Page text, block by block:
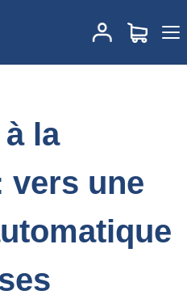
à la castration : vers une
malodorantes ?
la
vers une